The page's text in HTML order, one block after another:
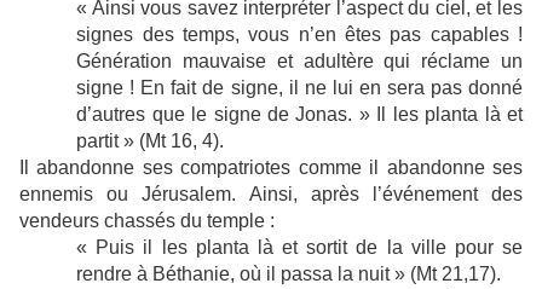
« Ainsi vous savez interpréter l’aspect du ciel, et les
signes des temps, vous n’en êtes pas capables !
Génération mauvaise et adultère qui réclame un
signe ! En fait de signe, il ne lui en sera pas donné
d’autres que le signe de Jonas. » Il les planta là et
partit » (Mt 16, 4).
Il abandonne ses compatriotes comme il abandonne ses
ennemis ou Jérusalem. Ainsi, après l’événement des
vendeurs chassés du temple :
« Puis il les planta là et sortit de la ville pour se
rendre à Béthanie, où il passa la nuit » (Mt 21,17).